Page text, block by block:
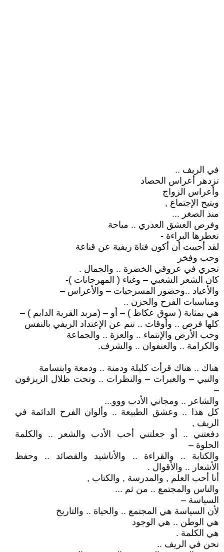
في الريف ..
تزدهر أعراس الحصاد
وأعراس الزواج
ويتيح الإجتماع ,
منذ الصغر ...
وفرص العشق العذري .. مباحة
تعطرها البراءة -
لقد أحببت أن أكون فتاة ريفية عن قناعة
وحب وفخر
تجري في عروقي الخضرة .. والجمال .
كان الشعر الشعبي – وغناء ( المهرجانات )-
والأعياد ..وحضور المسرحيات – والأعراس –
ومناسبات الفرح والحزن ..
هي بمثابة ( سوق عكاظ ) – أو – (مربد القرية الدايم ) –
كلها فرص .. وأوقات .. تنم عن الإعتداد الريفي بالنفس
وحب الأرض والإنتماء .. والعزة .. والجماعة
والكرامة .. والعنفوان .. والشرف.
هناك .. هناك قرأت كليلة ودمنة .. ودمعة وابتسامة
والنبي – والعبرات – والنظرات .. وتحت ظلال الزيزفون
–
والشاعر .. ومجاني الأدب ووو...
كل هذا .. وعشق الطبيعة .. وألوان الفرح الدائمة في
الريف ,
دفعتني .. أو جعلتني أحب الأدب والشعر .. والكلمة
الحلوة –
والكتابة .. والقراءة .. والأناشيد والقصائد .. وحفظ
الأشعار .. والأقوال .
أنا أحب العلم , والمدرسة , والكتاب ,
والناس والمجتمع .. من ثم ...
السياسة –
لأن السياسة هي المجتمع .. والحياة .. والتاريخ
هي الوطن .. هي الوجود
هي الكلمة .
نحن في الريف ..